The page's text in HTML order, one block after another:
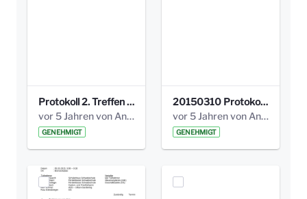
Protokoll 2. Treffen 20140315 AG Bismarckplatz.pdf
vor 5 Jahren von Anni Schlumberger
GENEHMIGT
20150310 Protokoll Bismarckplatz_UrbanG_02.pdf
vor 5 Jahren von Anni Schlumberger
GENEHMIGT